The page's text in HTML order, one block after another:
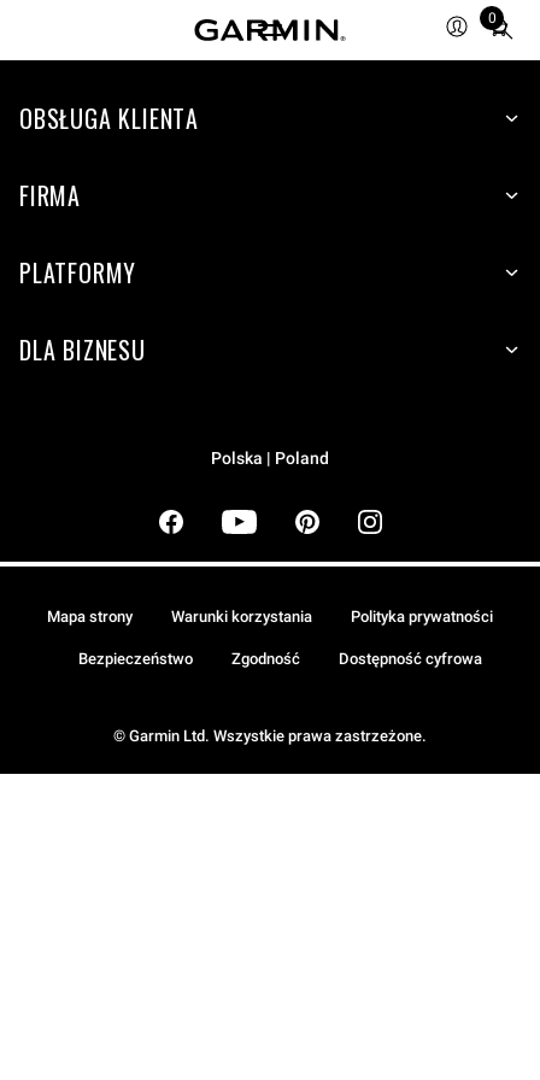
0
Total
OBSŁUGA KLIENTA
FIRMA
PLATFORMY
DLA BIZNESU
Polska | Poland
© Garmin Ltd. Wszystkie prawa zastrzeżone.
Mapa strony Warunki korzystania Polityka prywatności
Bezpieczeństwo Zgodność Dostępność cyfrowa